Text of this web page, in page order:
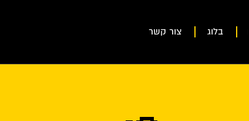
בלוג צור קשר